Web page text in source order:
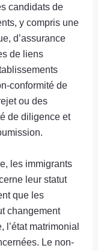
candidats de
y compris une
d’assurance
de liens
conformité de
ou des
de diligence et
les immigrants
leur statut
que les
changement
l’état matrimonial
Le non-